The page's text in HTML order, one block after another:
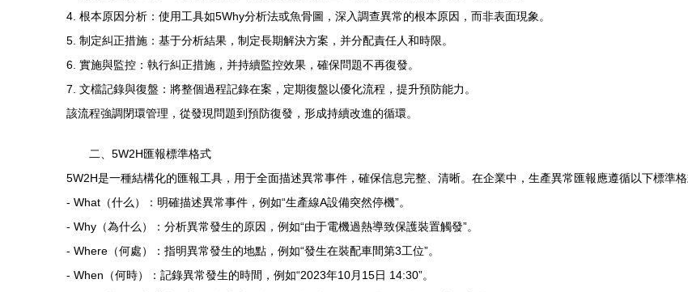
4. 根本原因分析：使用工具如5Why分析法或魚骨圖，深入調查異常的根本原因，而非表面現象。
5. 制定糾正措施：基于分析結果，制定長期解決方案，并分配責任人和時限。
6. 實施與監控：執行糾正措施，并持續監控效果，確保問題不再復發。
7. 文檔記錄與復盤：將整個過程記錄在案，定期復盤以優化流程，提升預防能力。
該流程強調閉環管理，從發現問題到預防復發，形成持續改進的循環。
二、5W2H匯報標準格式
5W2H是一種結構化的匯報工具，用于全面描述異常事件，確保信息完整、清晰。在企業中，生產異常匯報應遵循以下標準格
- What（什么）：明確描述異常事件，例如“生產線A設備突然停機”。
- Why（為什么）：分析異常發生的原因，例如“由于電機過熱導致保護裝置觸發”。
- Where（何處）：指明異常發生的地點，例如“發生在裝配車間第3工位”。
- When（何時）：記錄異常發生的時間，例如“2023年10月15日 14:30”。